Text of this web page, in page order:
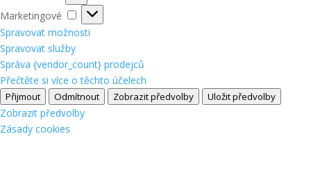
Marketingové
Marketingové
Spravovat možnosti
Spravovat služby
Správa {vendor_count} prodejců
Přečtěte si více o těchto účelech
Přijmout Odmítnout Zobrazit předvolby Uložit předvolby
Zobrazit předvolby
Zásady cookies